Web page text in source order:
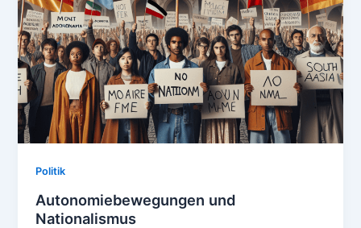
Politik
Autonomiebewegungen und
Nationalismus